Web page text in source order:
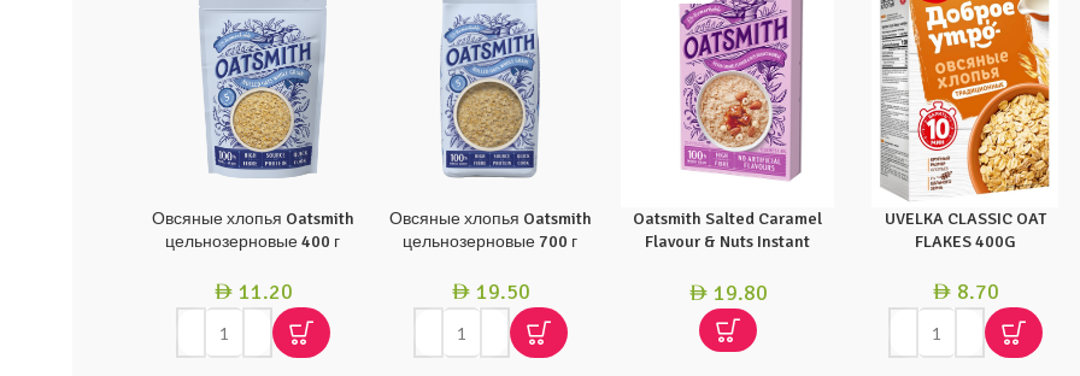
Овсяные хлопья Oatsmith
цельнозерновые 400 г
AED 11.20
Овсяные хлопья Oatsmith
цельнозерновые 700 г
AED 19.50
Oatsmith Salted Caramel
Flavour & Nuts Instant
AED 19.80
UVELKA CLASSIC OAT
FLAKES 400G
AED 8.70